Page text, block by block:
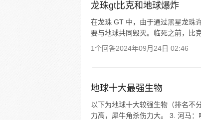
龙珠gt比克和地球爆炸
在龙珠 GT 中，由于通过黑星龙珠
要与地球共同毁灭。临死之前，比
1个回答2024年09月24日 02:46
地球十大最强生物
以下为地球十大较强生物（排名不
力高，犀牛角杀伤力大。 3. 河马